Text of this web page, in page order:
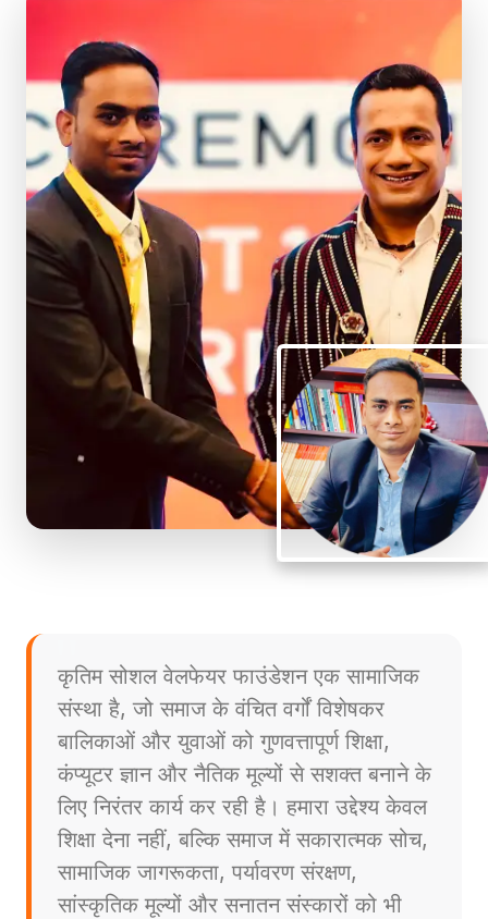
कृतिम सोशल वेलफेयर फाउंडेशन एक सामाजिक
संस्था है, जो समाज के वंचित वर्गों विशेषकर
बालिकाओं और युवाओं को गुणवत्तापूर्ण शिक्षा,
कंप्यूटर ज्ञान और नैतिक मूल्यों से सशक्त बनाने के
लिए निरंतर कार्य कर रही है। हमारा उद्देश्य केवल
शिक्षा देना नहीं, बल्कि समाज में सकारात्मक सोच,
सामाजिक जागरूकता, पर्यावरण संरक्षण,
सांस्कृतिक मूल्यों और सनातन संस्कारों को भी